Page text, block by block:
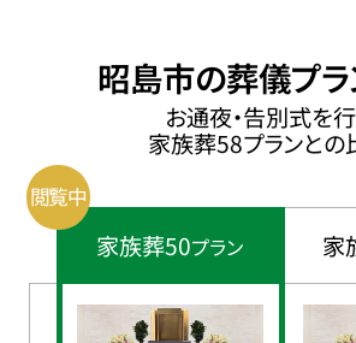
昭島市の葬儀プ
お通夜・告別式を
家族葬58プランとの
家族葬50プラン 家